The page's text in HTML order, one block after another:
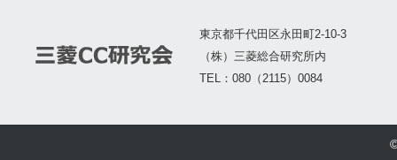
東京都千代田区永田町2-10-3
（株）三菱総合研究所内
TEL：080（2115）0084